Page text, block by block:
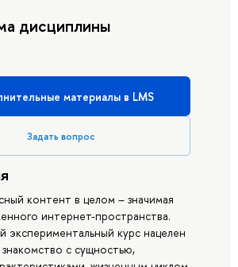
дисциплины
материалы в LMS
Задать вопрос
контент в целом – значимая
интернет-пространства.
экспериментальный курс нацелен
с сущностью,